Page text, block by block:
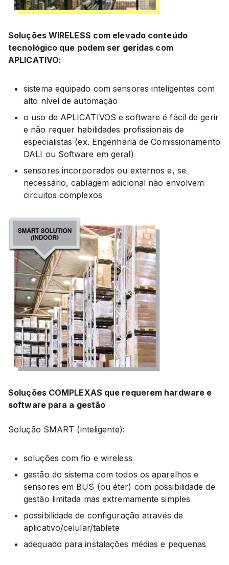
Soluções WIRELESS com elevado conteúdo
tecnológico que podem ser geridas com
APLICATIVO:
sistema equipado com sensores inteligentes com
alto nível de automação
o uso de APLICATIVOS e software é fácil de gerir
e não requer habilidades profissionais de
especialistas (ex. Engenharia de Comissionamento
DALI ou Software em geral)
sensores incorporados ou externos e, se
necessário, cablagem adicional não envolvem
circuitos complexos
Soluções COMPLEXAS que requerem hardware e
software para a gestão
Solução SMART (inteligente):
soluções com fio e wireless
gestão do sistema com todos os aparelhos e
sensores em BUS (ou éter) com possibilidade de
gestão limitada mas extremamente simples
possibilidade de configuração através de
aplicativo/celular/tablete
adequado para instalações médias e pequenas